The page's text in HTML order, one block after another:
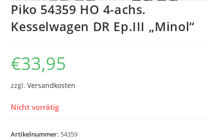
Piko 54359 HO 4-achs.
Kesselwagen DR Ep.III „Minol“
€33,95
zzgl.Versandkosten
Nicht vorrätig
Artikelnummer: 54359